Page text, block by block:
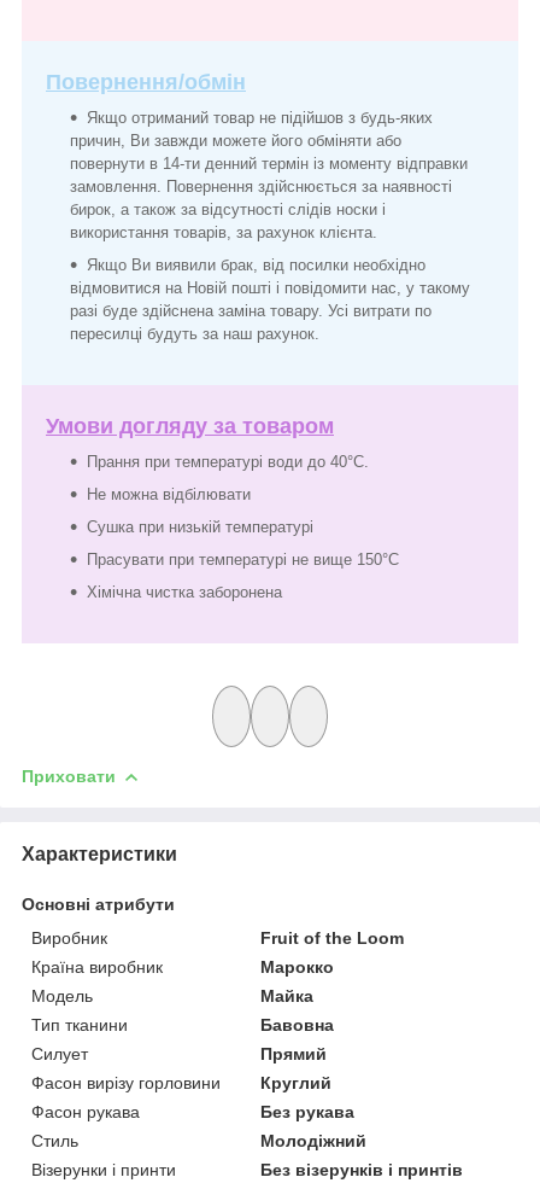
Повернення/обмін
Якщо отриманий товар не підійшов з будь-яких
причин, Ви завжди можете його обміняти або
повернути в 14-ти денний термін із моменту відправки
замовлення. Повернення здійснюється за наявності
бирок, а також за відсутності слідів носки і
використання товарів, за рахунок клієнта.
Якщо Ви виявили брак, від посилки необхідно
відмовитися на Новій пошті і повідомити нас, у такому
разі буде здійснена заміна товару. Усі витрати по
пересилці будуть за наш рахунок.
Умови догляду за товаром
Прання при температурі води до 40°C.
Не можна відбілювати
Сушка при низькій температурі
Прасувати при температурі не вище 150°C
Хімічна чистка заборонена
Приховати
Характеристики
Основні атрибути
Виробник
Fruit of the Loom
Країна виробник
Марокко
Модель
Майка
Тип тканини
Бавовна
Силует
Прямий
Фасон вирізу горловини
Круглий
Фасон рукава
Без рукава
Стиль
Молодіжний
Візерунки і принти
Без візерунків і принтів